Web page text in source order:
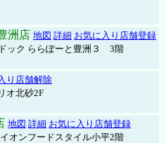
洲店 地図 詳細 お気に入り店舗登録
ック ららぽーと豊洲３ 3階
り店舗解除
オ北砂2F
地図 詳細 お気に入り店舗登録
オンフードスタイル小平2階